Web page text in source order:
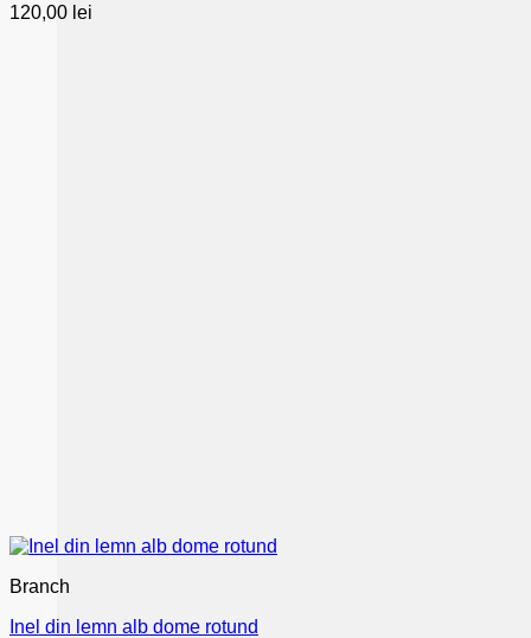
120,00 lei
Branch
Inel din lemn alb dome rotund